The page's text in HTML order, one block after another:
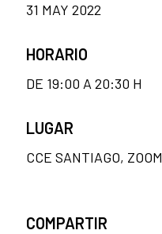
31 MAY 2022
HORARIO
DE 19:00 A 20:30 H
LUGAR
CCE SANTIAGO, ZOOM
COMPARTIR